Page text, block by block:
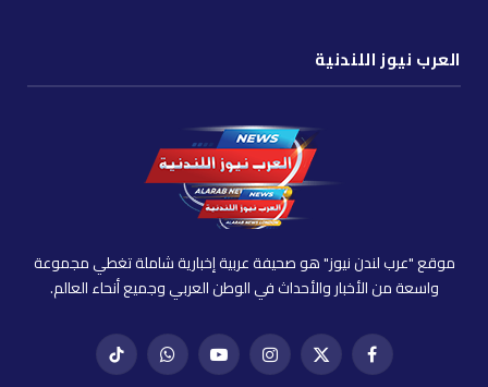
العرب نيوز اللندنية
موقع "عرب لندن نيوز" هو صحيفة عربية إخبارية شاملة تغطي مجموعة
واسعة من الأخبار والأحداث في الوطن العربي وجميع أنحاء العالم.
فيسبوكX
إنستغراميوتيوب واتساب تيك